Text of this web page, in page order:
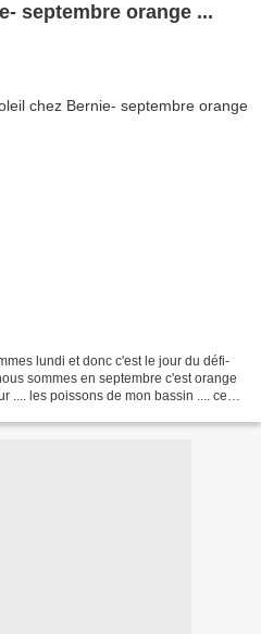
septembre orange ...
lundi et donc c'est le jour du défi-
sommes en septembre c'est orange
.... les poissons de mon bassin .... ce